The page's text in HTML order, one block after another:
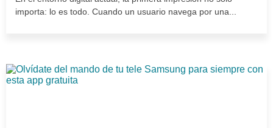
importa: lo es todo. Cuando un usuario navega por una...